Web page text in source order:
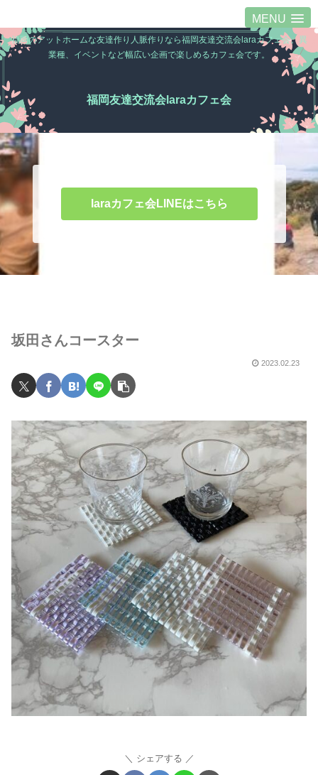
MENU
福岡のアットホームな友達作り人脈作りなら福岡友達交流会laraカフェ会。異
業種、イベントなど幅広い企画で楽しめるカフェ会です。
福岡友達交流会laraカフェ会
laraカフェ会LINEはこちら
坂田さんコースター
2023.02.23
シェアする